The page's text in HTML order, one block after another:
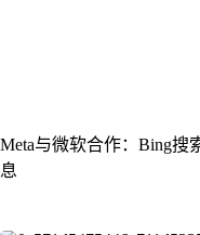
Meta与微软合作：Bing搜
息